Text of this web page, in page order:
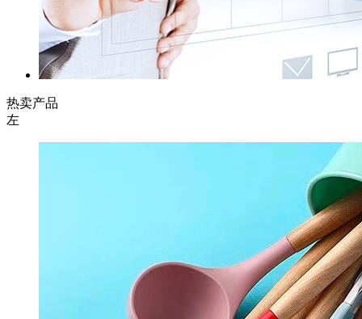
热卖产品
左